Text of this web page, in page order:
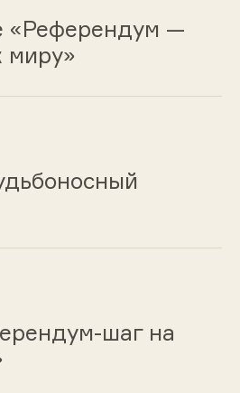
«Референдум —
миру»
шаг на